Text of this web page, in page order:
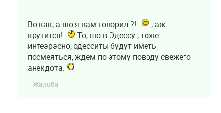
Во как, а шо я вам говорил ?!
, аж
крутится!
То, шо в Одессу , тоже
интеэрэсно, одесситы будут иметь
посмеяться, ждем по этому поводу свежего
анекдота.
Жалоба